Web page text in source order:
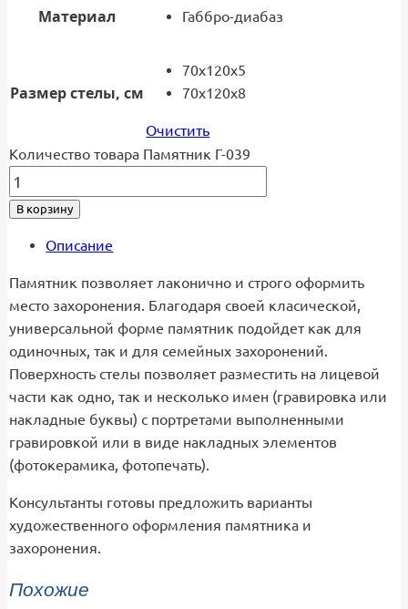
Материал Габбро-диабаз
Размер стелы, см
70x120x5
70x120x8
Очистить
Количество товара Памятник Г-039
В корзину
Описание
Памятник позволяет лаконично и строго оформить
место захоронения. Благодаря своей класической,
универсальной форме памятник подойдет как для
одиночных, так и для семейных захоронений.
Поверхность стелы позволяет разместить на лицевой
части как одно, так и несколько имен (гравировка или
накладные буквы) с портретами выполненными
гравировкой или в виде накладных элементов
(фотокерамика, фотопечать).
Консультанты готовы предложить варианты
художественного оформления памятника и
захоронения.
Похожие